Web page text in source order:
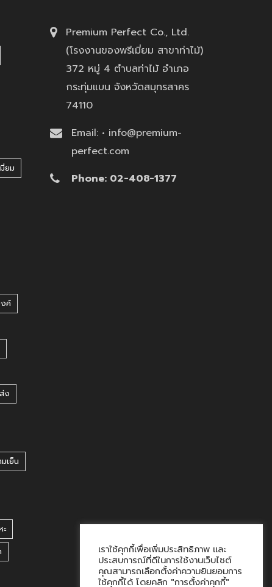
ยม
ค์
ง
เย็น
Premium Perfect Co., Ltd.
(โรงงานของพรีเมี่ยม สาขาท่าไม้)
372 หมู่ 4 ตำบลท่าไม้ อำเภอ
กระทุ่มแบน จังหวัดสมุทรสาคร
74110
Email: • info@premium-
perfect.com
Phone: 02-408-1377
เราใช้คุกกี้เพื่อเพิ่มประสิทธิภาพ และ
ประสบการณ์ที่ดีในการใช้งานเว็บไซต์
คุณสามารถเลือกตั้งค่าความยินยอมการ
ใช้คุกกี้ได้ โดยคลิก "การตั้งค่าคุกกี้"